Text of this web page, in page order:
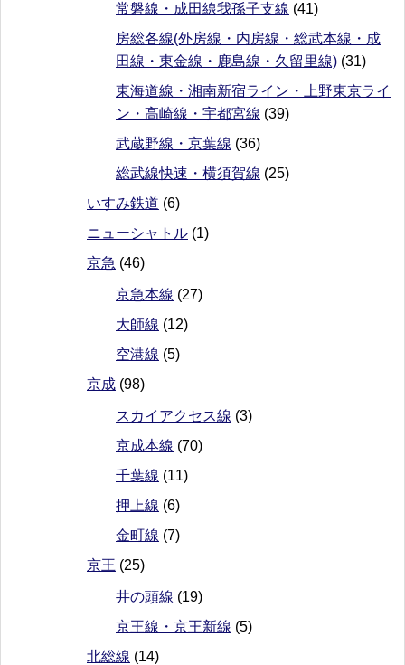
常磐線・成田線我孫子支線 (41)
房総各線(外房線・内房線・総武本線・成
田線・東金線・鹿島線・久留里線) (31)
東海道線・湘南新宿ライン・上野東京ライ
ン・高崎線・宇都宮線 (39)
武蔵野線・京葉線 (36)
総武線快速・横須賀線 (25)
いすみ鉄道 (6)
ニューシャトル (1)
京急 (46)
京急本線 (27)
大師線 (12)
空港線 (5)
京成 (98)
スカイアクセス線 (3)
京成本線 (70)
千葉線 (11)
押上線 (6)
金町線 (7)
京王 (25)
井の頭線 (19)
京王線・京王新線 (5)
北総線 (14)